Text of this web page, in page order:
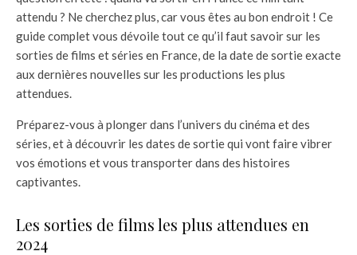
attendu ? Ne cherchez plus, car vous êtes au bon endroit ! Ce
guide complet vous dévoile tout ce qu’il faut savoir sur les
sorties de films et séries en France, de la date de sortie exacte
aux dernières nouvelles sur les productions les plus
attendues.
Préparez-vous à plonger dans l’univers du cinéma et des
séries, et à découvrir les dates de sortie qui vont faire vibrer
vos émotions et vous transporter dans des histoires
captivantes.
Les sorties de films les plus attendues en
2024